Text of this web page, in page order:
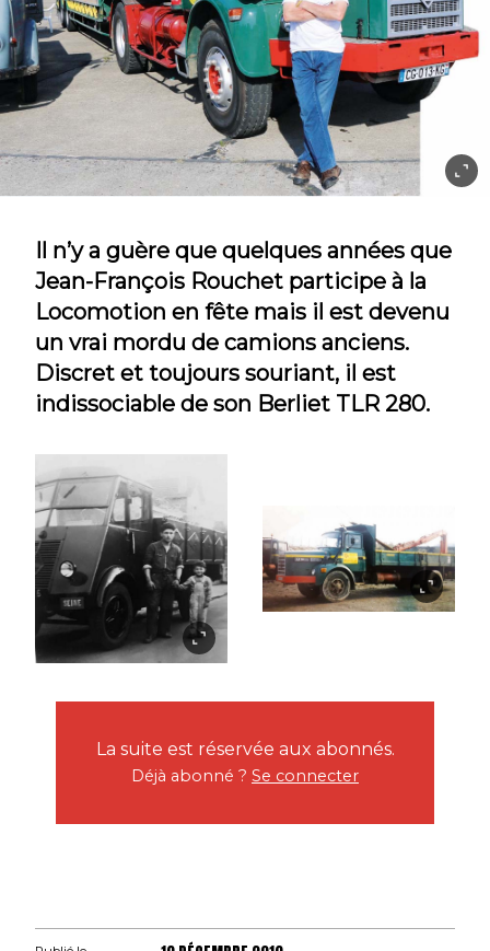
Il n’y a guère que quelques années que
Jean-François Rouchet participe à la
Locomotion en fête mais il est devenu
un vrai mordu de camions anciens.
Discret et toujours souriant, il est
indissociable de son Berliet TLR 280.
La suite est réservée aux abonnés.
Déjà abonné ? Se connecter